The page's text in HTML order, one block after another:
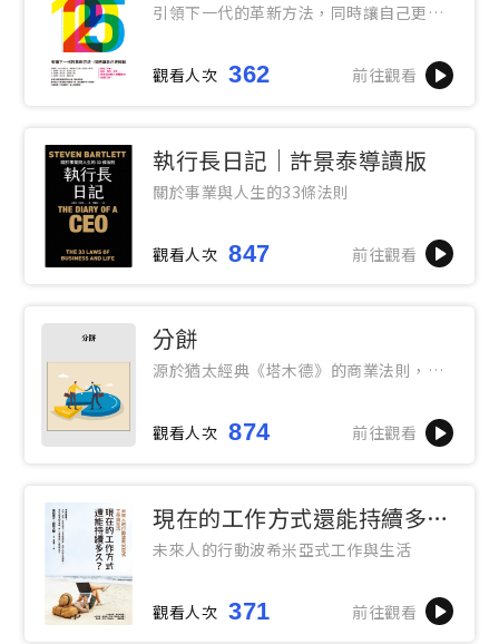
引領下一代的革新方法，同時讓自己更輕
觀看人次 362 前往觀看
執行長日記｜許景泰導讀版
關於事業與人生的33條法則
觀看人次 847 前往觀看
分餅
源於猶太經典《塔木德》的商業法則，給
觀看人次 874 前往觀看
現在的工作方式還能持續多
久？
未來人的行動波希米亞式工作與生活
觀看人次 371 前往觀看